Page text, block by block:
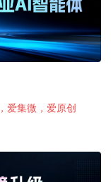
爱集微，爱原创